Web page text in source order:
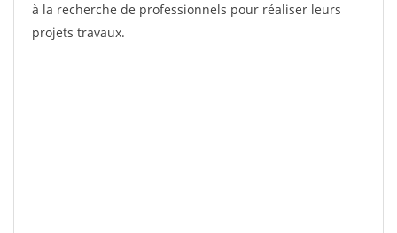
à la recherche de professionnels pour réaliser leurs
projets travaux.